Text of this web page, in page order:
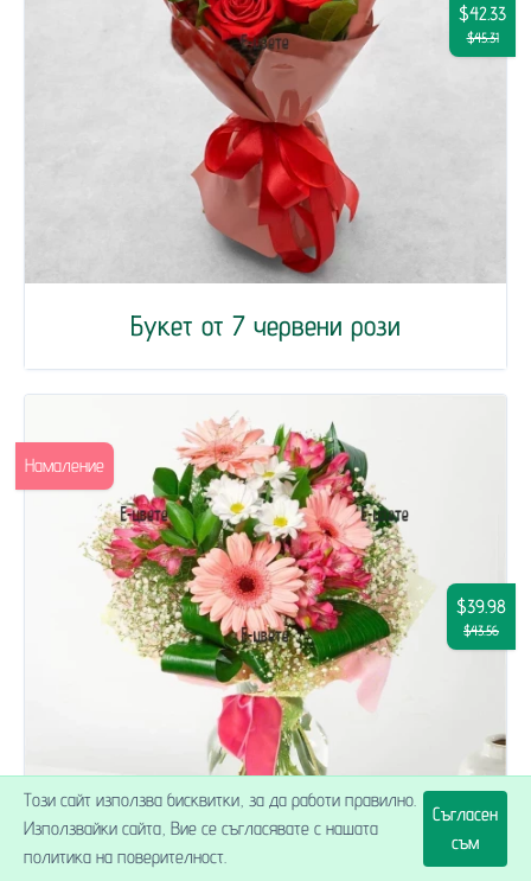
Този сайт използва бисквитки, за да работи правилно.
Използвайки сайта, Вие се съгласявате с нашата
политика на поверителност.
Съгласен
съм
Букет от 7 червени рози
$42.33
$45.31
$39.98
$43.56
Намаление